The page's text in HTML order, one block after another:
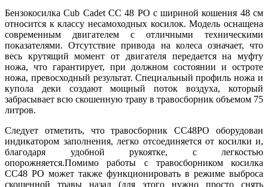
Бензокосилка Cub Cadet CC 48 PO с шириной кошения 48 см
относится к классу несамоходных косилок. Модель оснащена
современным двигателем с отличными техническими
показателями. Отсутствие привода на колеса означает, что
весь крутящий момент от двигателя передается на муфту
ножа, что гарантирует, при должном состоянии и остроте
ножа, превосходный результат. Специальный профиль ножа и
купола деки создают мощный поток воздуха, который
забрасывает всю скошенную траву в травосборник объемом 75
литров.
Следует отметить, что травосборник CC48PO оборудован
индикатором заполнения, легко отсоединяется от косилки и,
благодаря удобной рукоятке, с легкостью
опорожняется.Помимо работы с травосборником косилка
CC48 PO может также функционировать в режиме выброса
скошенной травы назад (для этого нужно просто снять